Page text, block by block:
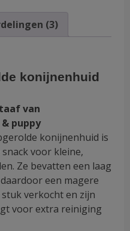
(3)
konijnenhuid
van
puppy
konijnenhuid is
voor kleine,
Ze bevatten een laag
een magere
verkocht en zijn
voor extra reiniging